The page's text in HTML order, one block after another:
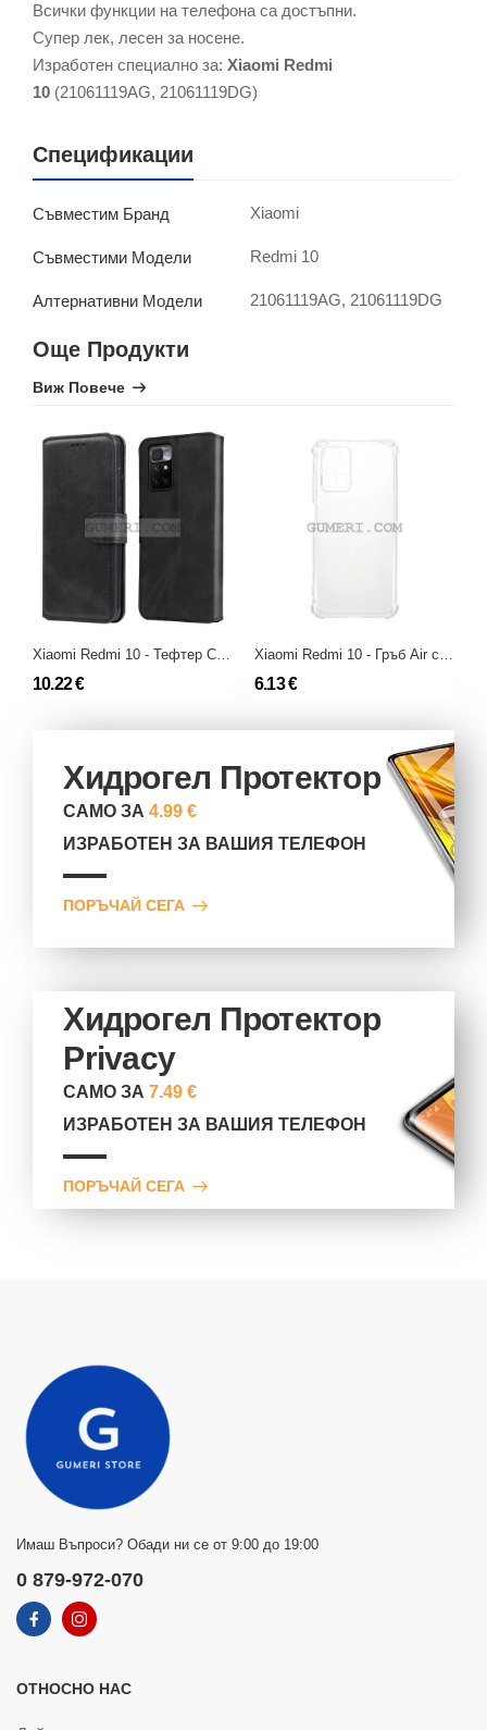
Всички функции на телефона са достъпни.
Супер лек, лесен за носене.
Изработен специално за: Xiaomi Redmi
10 (21061119AG, 21061119DG)
Спецификации
Съвместим Бранд Xiaomi
Съвместими Модели Redmi 10
Алтернативни Модели 21061119AG, 21061119DG
Още Продукти
Виж Повече
Xiaomi Redmi 10 - Тефтер Стойка
10.22 €
Xiaomi Redmi 10 - Гръб Air със Защита за Камерата
6.13 €
Хидрогел Протектор
САМО ЗА4.99 €
ИЗРАБОТЕН ЗА ВАШИЯ ТЕЛЕФОН
ПОРЪЧАЙ СЕГА
Хидрогел Протектор
Privacy
САМО ЗА7.49 €
ИЗРАБОТЕН ЗА ВАШИЯ ТЕЛЕФОН
ПОРЪЧАЙ СЕГА
Имаш Въпроси? Обади ни се от 9:00 до 19:00
0 879-972-070
ОТНОСНО НАС